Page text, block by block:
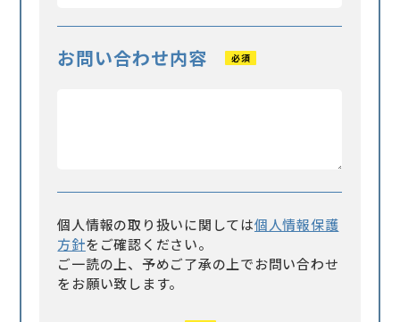
お問い合わせ内容 必須
個人情報の取り扱いに関しては個人情報保護
方針をご確認ください。
ご一読の上、予めご了承の上でお問い合わせ
をお願い致します。